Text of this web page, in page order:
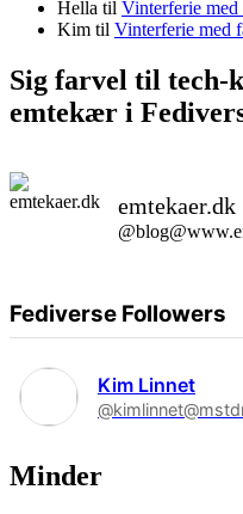
Hella til Vinterferie
Kim til Vinterferie med
Sig farvel til tech-
emtekær i
emtekaer.dk
Fediverse Followers
Kim Linnet
Minder